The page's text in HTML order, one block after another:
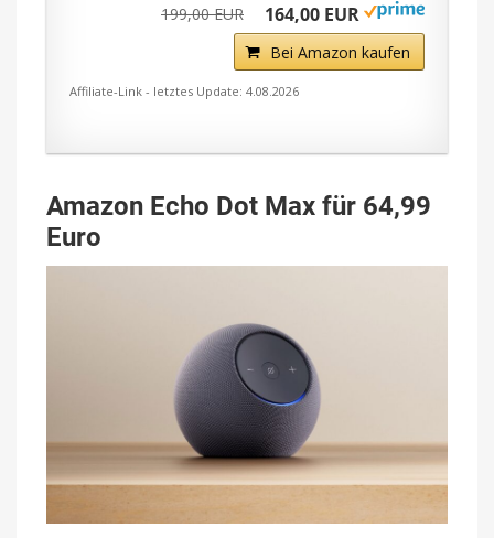
199,00 EUR 164,00 EUR
Bei Amazon kaufen
Affiliate-Link - letztes Update: 4.08.2026
Amazon Echo Dot Max für 64,99
Euro